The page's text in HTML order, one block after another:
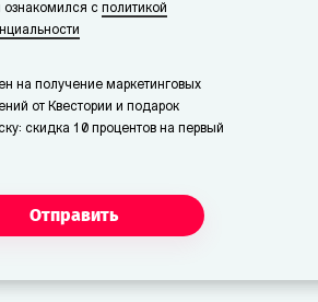
ознакомился с политикой
на получение маркетинговых
от Квестории и подарок
скидка 10 процентов на первый
Отправить